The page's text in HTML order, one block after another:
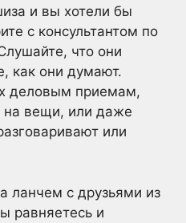
и вы хотели бы
с консультантом по
что они
как они думают.
деловым приемам,
на вещи, или даже
или
ланчем с друзьями из
равняетесь и